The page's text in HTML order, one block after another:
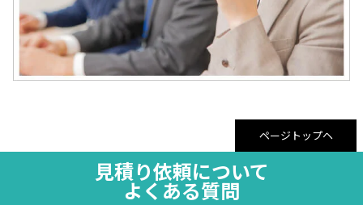
ページトップヘ
見積り依頼について
よくある質問